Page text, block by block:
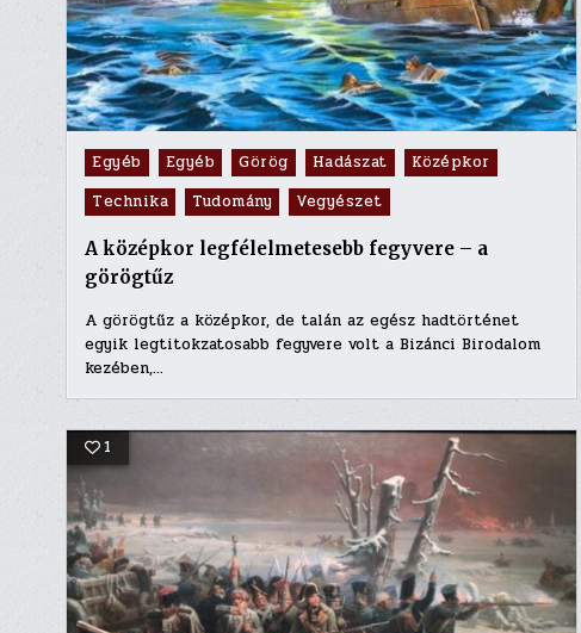
Posted
in
Egyéb Egyéb Görög Hadászat
Középkor
Technika
Tudomány Vegyészet
A középkor legfélelmetesebb fegyvere – a
görögtűz
A görögtűz a középkor, de talán az egész hadtörténet
egyik legtitokzatosabb fegyvere volt a Bizánci Birodalom
kezében,…
1